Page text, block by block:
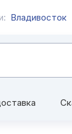
Владивосток